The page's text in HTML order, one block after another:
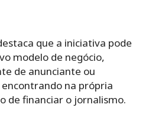
que a iniciativa pode
modelo de negócio,
de anunciante ou
na própria
de financiar o jornalismo.